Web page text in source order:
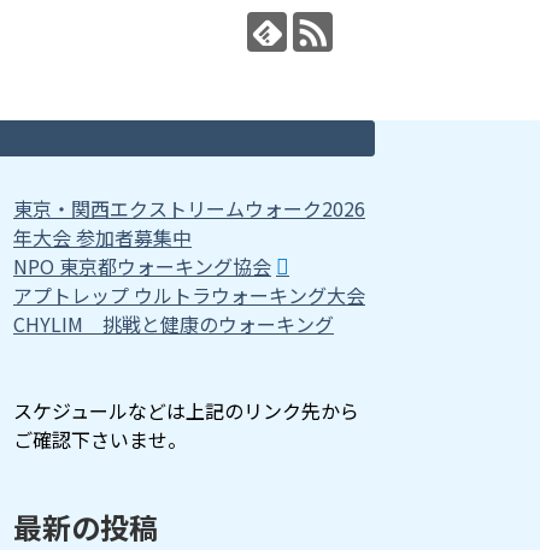
東京・関西エクストリームウォーク2026
年大会 参加者募集中
NPO 東京都ウォーキング協会
アプトレップ ウルトラウォーキング大会
CHYLIM 挑戦と健康のウォーキング
スケジュールなどは上記のリンク先から
ご確認下さいませ。
最新の投稿